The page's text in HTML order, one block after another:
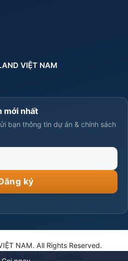
VIỆT NAM
mới nhất
bạn thông tin dự án & chính sách
ký
NAM. All Rights Reserved.